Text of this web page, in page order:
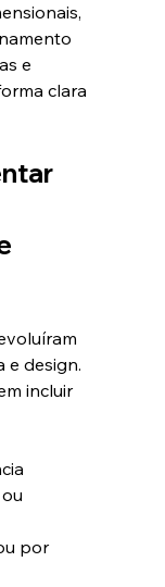
e
clara
e design.
incluir
por